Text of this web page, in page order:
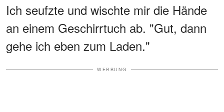
Ich seufzte und wischte mir die Hände
an einem Geschirrtuch ab. "Gut, dann
gehe ich eben zum Laden."
WERBUNG